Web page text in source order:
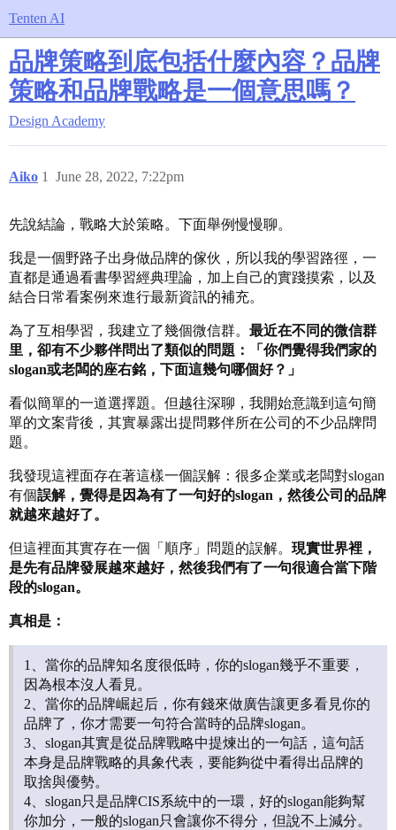
Tenten AI
品牌策略到底包括什麼內容？品牌
策略和品牌戰略是一個意思嗎？
Design Academy
Aiko June 28, 2022, 7:22pm
1
先說結論，戰略大於策略。下面舉例慢慢聊。
我是一個野路子出身做品牌的傢伙，所以我的學習路徑，一
直都是通過看書學習經典理論，加上自己的實踐摸索，以及
結合日常看案例來進行最新資訊的補充。
為了互相學習，我建立了幾個微信群。 最近在不同的微信群
里，卻有不少夥伴問出了類似的問題：「你們覺得我們家的
slogan或老闆的座右銘，下面這幾句哪個好？」
看似簡單的一道選擇題。但越往深聊，我開始意識到這句簡
單的文案背後，其實暴露出提問夥伴所在公司的不少品牌問
題。
我發現這裡面存在著這樣一個誤解：很多企業或老闆對slogan
有個誤解，覺得是因為有了一句好的slogan，然後公司的品牌
就越來越好了。
但這裡面其實存在一個「順序」問題的誤解。 現實世界裡，
是先有品牌發展越來越好，然後我們有了一句很適合當下階
段的slogan。
真相是：
1、當你的品牌知名度很低時，你的slogan幾乎不重要，
因為根本沒人看見。
2、當你的品牌崛起后，你有錢來做廣告讓更多看見你的
品牌了，你才需要一句符合當時的品牌slogan。
3、slogan其實是從品牌戰略中提煉出的一句話，這句話
本身是品牌戰略的具象代表，要能夠從中看得出品牌的
取捨與優勢。
4、slogan只是品牌CIS系統中的一環，好的slogan能夠幫
你加分，一般的slogan只會讓你不得分，但說不上減分。